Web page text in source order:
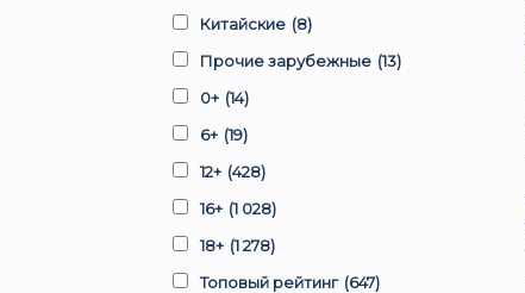
Китайские (8)
Прочие зарубежные (13)
0+ (14)
6+ (19)
12+ (428)
16+ (1 028)
18+ (1 278)
Топовый рейтинг (647)